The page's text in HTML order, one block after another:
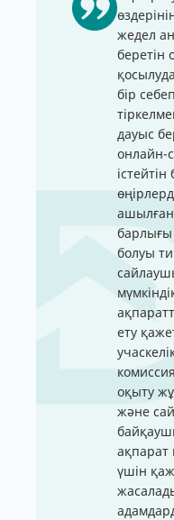
жедел
беретін
бір
дауыс
онлайн-
барлығы
болуы
ету
оқыту
және
ақпарат
үшін